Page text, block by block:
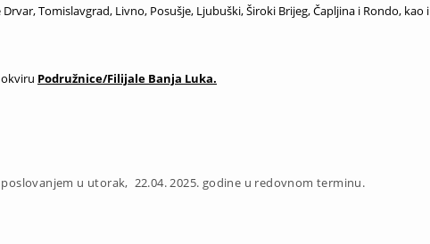
Tomislavgrad, Livno, Posušje, Ljubuški, Široki Brijeg, Čapljina i Rondo, kao i
Podružnice/Filijale Banja Luka.
u utorak, 22.04. 2025. godine u redovnom terminu.